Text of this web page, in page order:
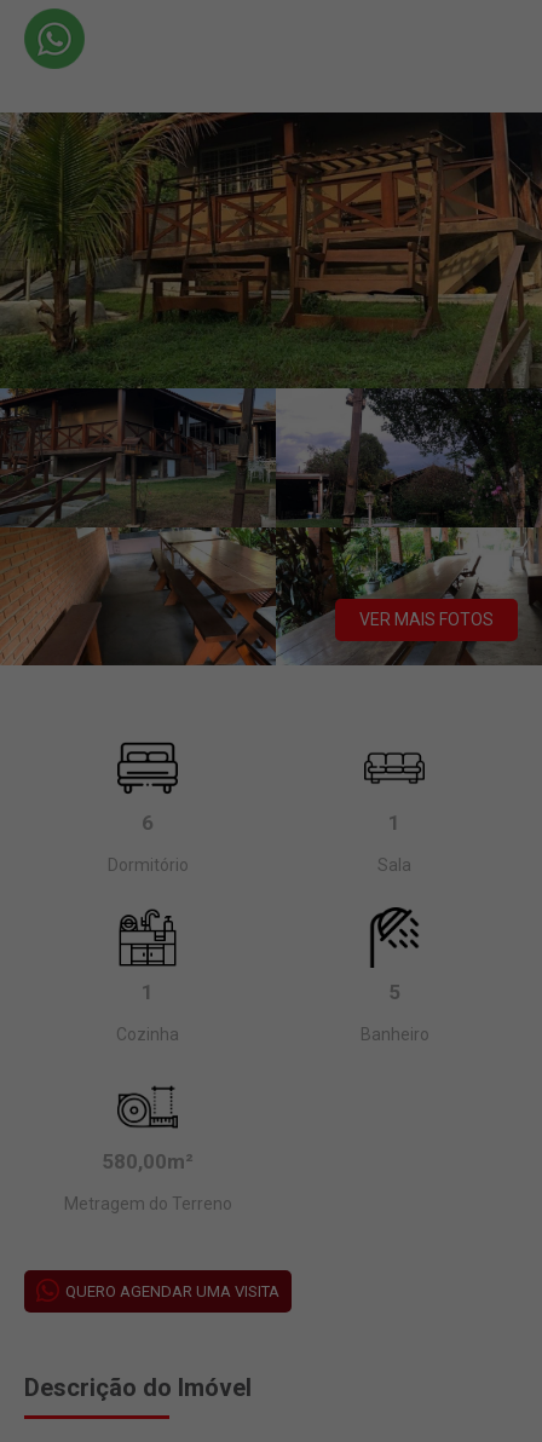
VER MAIS FOTOS
6
Dormitório
1
Sala
1
Cozinha
5
Banheiro
580,00m²
Metragem do Terreno
QUERO AGENDAR UMA VISITA
Descrição do Imóvel